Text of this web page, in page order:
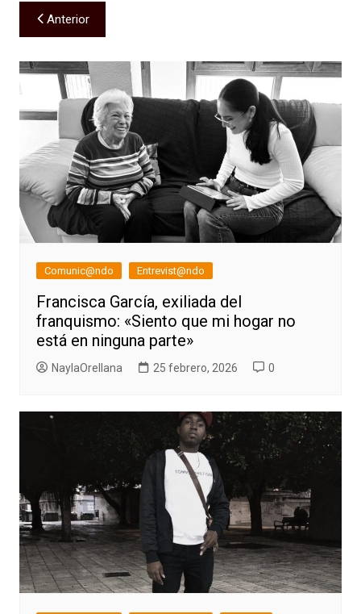
Navegación
de
entradas
Anterior
Comunic@ndo Entrevist@ndo
Francisca García, exiliada del
franquismo: «Siento que mi hogar no
está en ninguna parte»
NaylaOrellana 25 febrero, 2026 0